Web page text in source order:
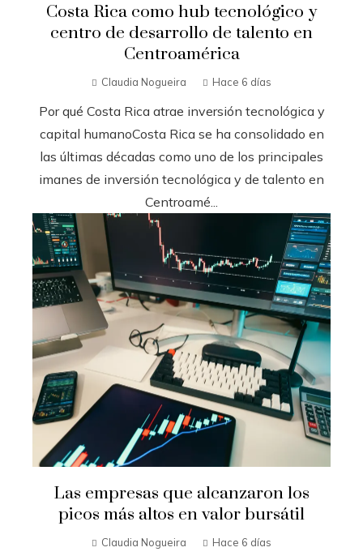
Costa Rica como hub tecnológico y
centro de desarrollo de talento en
Centroamérica
Claudia Nogueira Hace 6 días
Por qué Costa Rica atrae inversión tecnológica y
capital humanoCosta Rica se ha consolidado en
las últimas décadas como uno de los principales
imanes de inversión tecnológica y de talento en
Centroamé...
Las empresas que alcanzaron los
picos más altos en valor bursátil
Claudia Nogueira Hace 6 días